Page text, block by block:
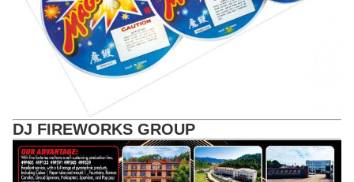
DJ FIREWORKS GROUP